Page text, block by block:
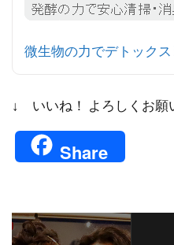
微生物の力でデトック
↓ いいね！ よろしくお願
Share